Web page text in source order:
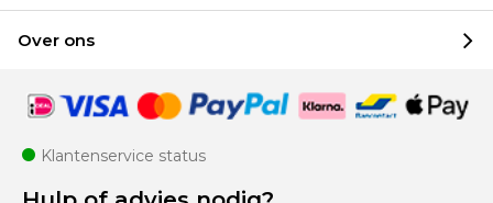
Over ons
Klantenservice status